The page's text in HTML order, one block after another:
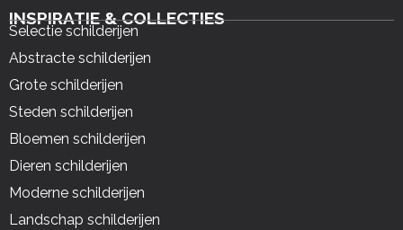
INSPIRATIE & COLLECTIES
Selectie schilderijen
Abstracte schilderijen
Grote schilderijen
Steden schilderijen
Bloemen schilderijen
Dieren schilderijen
Moderne schilderijen
Landschap schilderijen